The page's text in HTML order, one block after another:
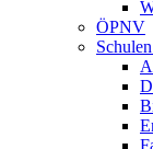
ÖPNV